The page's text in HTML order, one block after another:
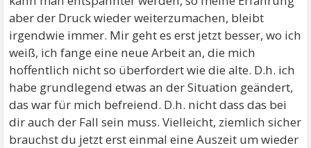
aber der Druck wieder weiterzumachen, bleibt
irgendwie immer. Mir geht es erst jetzt besser, wo ich
weiß, ich fange eine neue Arbeit an, die mich
hoffentlich nicht so überfordert wie die alte. D.h. ich
habe grundlegend etwas an der Situation geändert,
das war für mich befreiend. D.h. nicht dass das bei
dir auch der Fall sein muss. Vielleicht, ziemlich sicher
brauchst du jetzt erst einmal eine Auszeit um wieder